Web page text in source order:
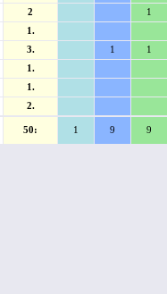
2 1
1.
3. 1 1
1.
1.
2.
50: 1 9 9